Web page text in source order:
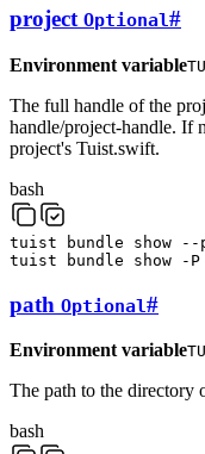
project Optional#
Environment variable
The full handle of the
handle/project-handle. If
project's Tuist.swift.
bash
tuist bundle show --
tuist
bundle show -P
path Optional#
Environment variable
The path to the directory
bash